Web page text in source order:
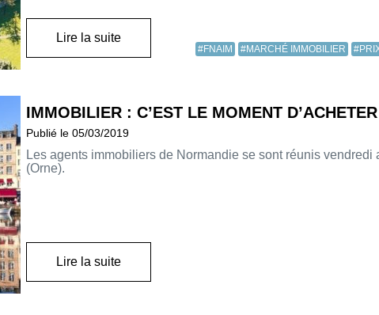
Lire la suite
#FNAIM #MARCHÉ IMMOBILIER
IMMOBILIER : C’EST LE MOMENT D’ACHETER
Publié le 05/03/2019
Les agents immobiliers de Normandie se sont réunis vendredi
(Orne).
Lire la suite